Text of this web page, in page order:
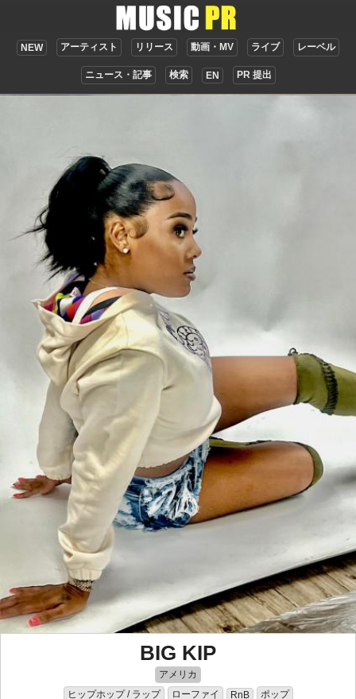
NEW アーティスト リリース 動画・MV ライブ レーベル
ニュース・記事 検索 EN PR 提出
BIG KIP
アメリカ
ヒップホップ / ラップ
ローファイ RnB ポップ